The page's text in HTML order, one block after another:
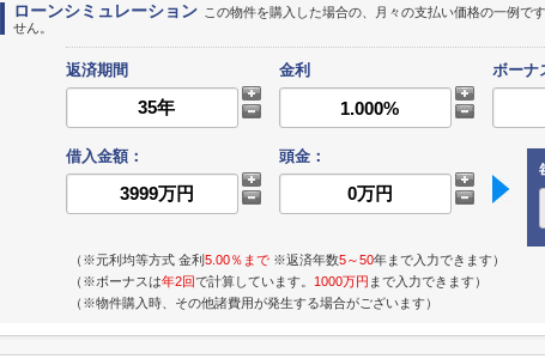
ローンシミュレーション この物件を購入した場合の、月々の支払い価格の一例で
せん。
返済期間 金利 ボーナ
借入金額：
頭金：
（※元利均等方式 金利5.00％まで ※返済年数5～50年まで入力できます）
（※ボーナスは年2回で計算しています。 1000万円 まで入力できます）
（※物件購入時、その他諸費用が発生する場合がございます）